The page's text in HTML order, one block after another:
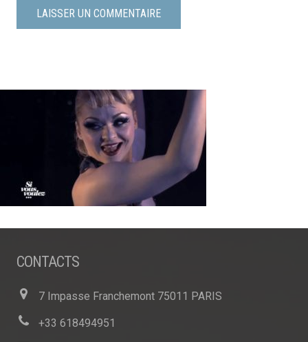
CONTACTS
7 Impasse Franchemont 75011 PARIS
+33 618494951